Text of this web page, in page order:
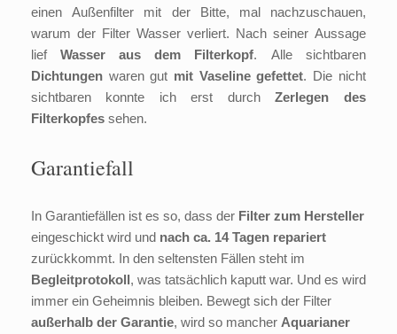
einen Außenfilter mit der Bitte, mal nachzuschauen,
warum der Filter Wasser verliert. Nach seiner Aussage
lief Wasser aus dem Filterkopf. Alle sichtbaren
Dichtungen waren gut mit Vaseline gefettet. Die nicht
sichtbaren konnte ich erst durch Zerlegen des
Filterkopfes sehen.
Garantiefall
In Garantiefällen ist es so, dass der Filter zum Hersteller
eingeschickt wird und nach ca. 14 Tagen repariert
zurückkommt. In den seltensten Fällen steht im
Begleitprotokoll, was tatsächlich kaputt war. Und es wird
immer ein Geheimnis bleiben. Bewegt sich der Filter
außerhalb der Garantie, wird so mancher Aquarianer